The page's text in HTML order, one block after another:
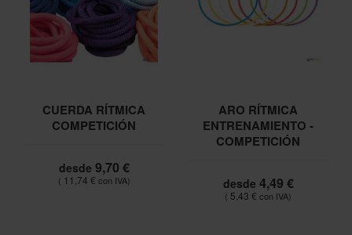
CUERDA RÍTMICA
COMPETICIÓN
desde 9,70 €
11,74 €
ARO RÍTMICA
ENTRENAMIENTO -
COMPETICIÓN
desde 4,49 €
5,43 €